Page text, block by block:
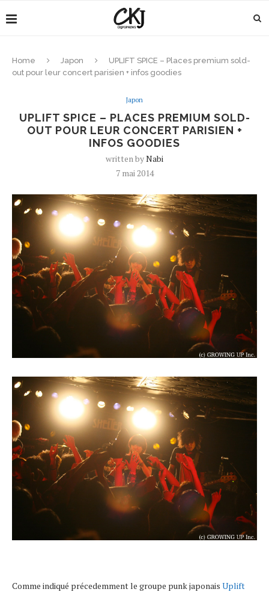
Home Japon
UPLIFT SPICE – Places premium sold-
out pour leur concert parisien + infos goodies
Japon
UPLIFT SPICE – PLACES PREMIUM SOLD-
OUT POUR LEUR CONCERT PARISIEN +
INFOS GOODIES
written byNabi
7 mai 2014
Comme indiqué précedemment le groupe punk japonais Uplift